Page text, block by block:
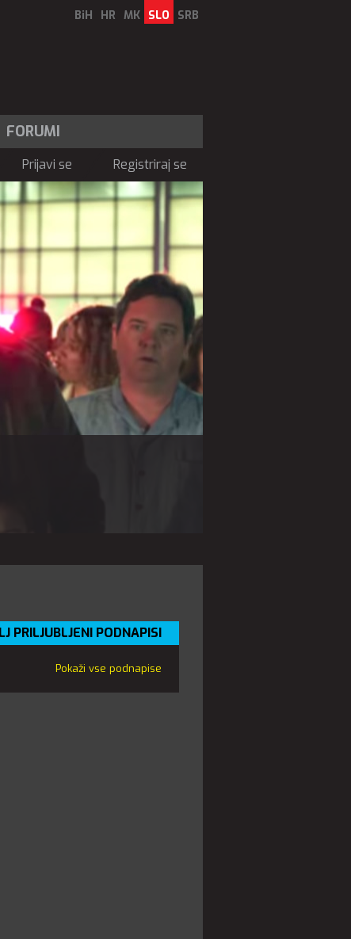
BiH HR MK SLO SRB
FORUMI
Prijavi se Registriraj se
PRILJUBLJENI PODNAPISI
Pokaži vse podnapise